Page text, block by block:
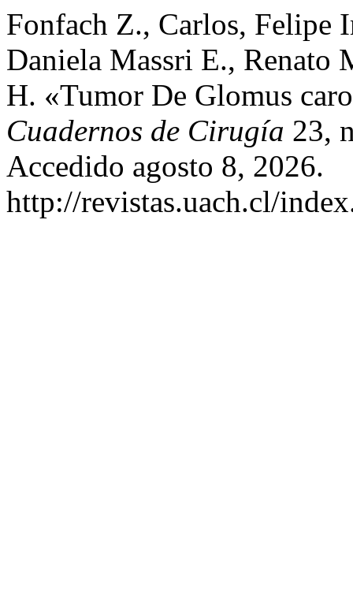
Fonfach Z., Carlos, Felipe
Daniela Massri E., Renato
H. «Tumor De Glomus
Cuadernos de Cirugía 23,
Accedido agosto 8, 2026.
http://revistas.uach.cl/